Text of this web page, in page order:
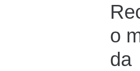
o
da